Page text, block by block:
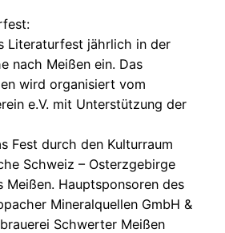
Literaturfest jährlich in der
nach Meißen ein. Das
wird organisiert vom
e.V. mit Unterstützung der
Fest durch den Kulturraum
Schweiz – Osterzgebirge
Meißen. Hauptsponsoren des
Mineralquellen GmbH &
Schwerter Meißen